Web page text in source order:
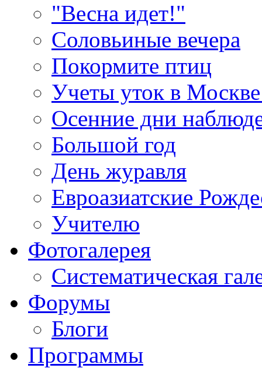
"Весна идет!"
Соловьиные вечера
Покормите птиц
Учеты уток в
Осенние дни
Большой год
День журавля
Евроазиатские
Учителю
Фотогалерея
Систематическая
Форумы
Блоги
Программы